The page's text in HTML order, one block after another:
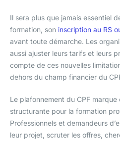
Il sera plus que jamais essentiel
formation, son inscription au RS
avant toute démarche. Les
aussi ajuster leurs tarifs et leurs
compte de ces nouvelles
dehors du champ financier du
Le plafonnement du CPF
structurante pour la formation
Professionnels et demandeurs
leur projet, scruter les offres,